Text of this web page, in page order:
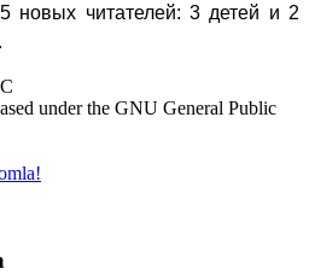
новых читателей: 3 детей и 2
under the GNU General Public